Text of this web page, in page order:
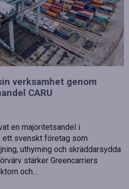
verksamhet genom
CARU
en majoritetsandel i
ett svenskt företag som
uthyrning och skräddarsydda
stärker Greencarriers
och…